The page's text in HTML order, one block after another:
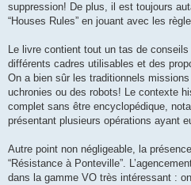
suppression! De plus, il est toujours
“Houses Rules” en jouant avec les
Le livre contient tout un tas de
différents cadres utilisables et des
On a bien sûr les traditionnels
uchronies ou des robots! Le contexte
complet sans être encyclopédique,
présentant plusieurs opérations ayant
Autre point non négligeable, la
“Résistance à Ponteville”.
dans la gamme VO très intéressant :